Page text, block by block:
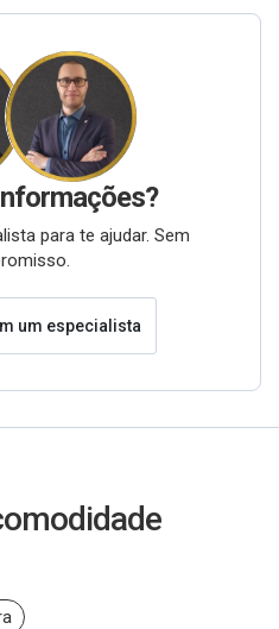
para te ajudar. Sem
um especialista